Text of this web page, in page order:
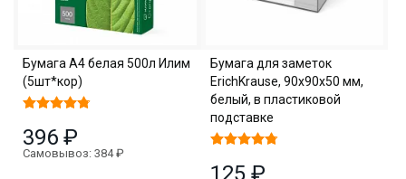
Бумага А4 белая 500л Илим
(5шт*кор)
396 ₽
Самовывоз: 384 ₽
Бумага для заметок
ErichKrause, 90x90x50 мм,
белый, в пластиковой
подставке
125 ₽